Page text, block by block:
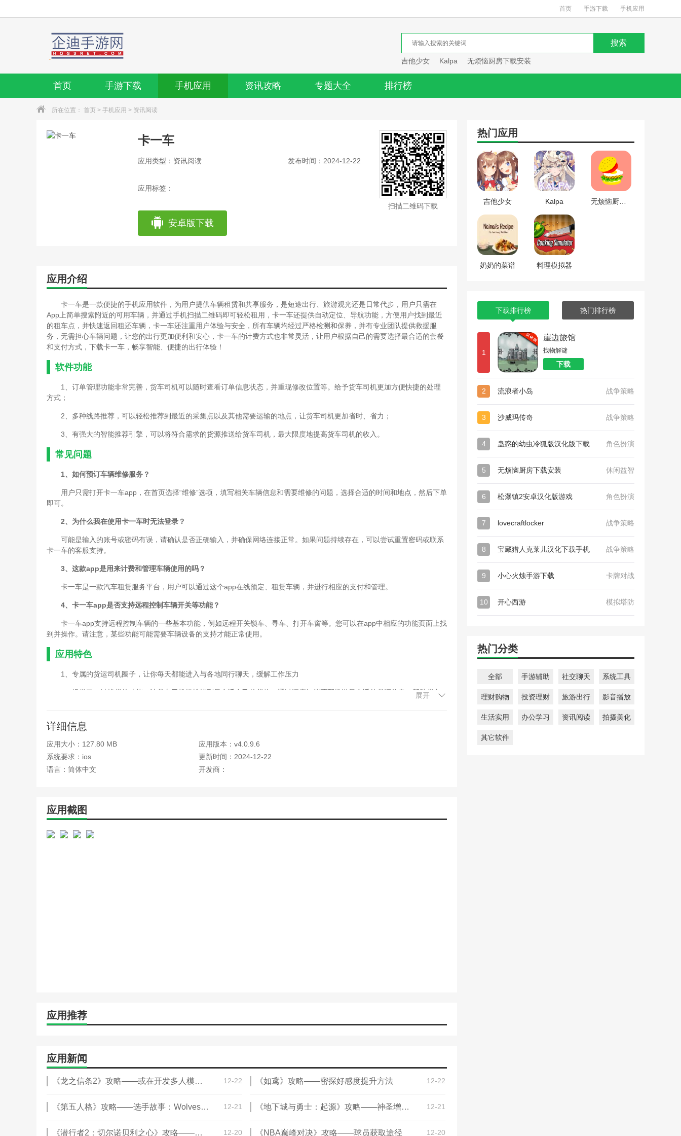
首页 手游下载 手机应用
吉他少女 Kalpa 无烦恼厨房下载安装
首页 手游下载 手机应用 资讯攻略 专题大全 排行榜
所在位置： 首页 > 手机应用 > 资讯阅读
卡一车
应用类型：资讯阅读 发布时间：2024-12-22
应用标签：
安卓版下载
扫描二维码下载
应用介绍
卡一车是一款便捷的手机应用软件，为用户提供车辆租赁和共享服务，是短途出行、旅游观光还是日常代步，用户只需在
App上简单搜索附近的可用车辆，并通过手机扫描二维码即可轻松租用，卡一车还提供自动定位、导航功能，方便用户找到最近
的租车点，并快速返回租还车辆，卡一车还注重用户体验与安全，所有车辆均经过严格检测和保养，并有专业团队提供救援服
务，无需担心车辆问题，让您的出行更加便利和安心，卡一车的计费方式也非常灵活，让用户根据自己的需要选择最合适的套餐
和支付方式，下载卡一车，畅享智能、便捷的出行体验！
软件功能
1、订单管理功能非常完善，货车司机可以随时查看订单信息状态，并重现修改位置等。给予货车司机更加方便快捷的处理
方式；
2、多种线路推荐，可以轻松推荐到最近的采集点以及其他需要运输的地点，让货车司机更加省时、省力；
3、有强大的智能推荐引擎，可以将符合需求的货源推送给货车司机，最大限度地提高货车司机的收入。
常见问题
1、如何预订车辆维修服务？
用户只需打开卡一车app，在首页选择“维修”选项，填写相关车辆信息和需要维修的问题，选择合适的时间和地点，然后下单
即可。
2、为什么我在使用卡一车时无法登录？
可能是输入的账号或密码有误，请确认是否正确输入，并确保网络连接正常。如果问题持续存在，可以尝试重置密码或联系
卡一车的客服支持。
3、这款app是用来计费和管理车辆使用的吗？
卡一车是一款汽车租赁服务平台，用户可以通过这个app在线预定、租赁车辆，并进行相应的支付和管理。
4、卡一车app是否支持远程控制车辆开关等功能？
卡一车app支持远程控制车辆的一些基本功能，例如远程开关锁车、寻车、打开车窗等。您可以在app中相应的功能页面上找
到并操作。请注意，某些功能可能需要车辆设备的支持才能正常使用。
应用特色
1、专属的货运司机圈子，让你每天都能进入与各地同行聊天，缓解工作压力
2、提供了一键找货的功能，让货车司机轻松找到最合适自己的货物，通过深度智能匹配推送最合适的货源信息，帮助货车
3、全新的接单模式，帮助司机用户能够迅速的接到订单，提高效率
4、app提供各种特色服务，为货车司机提供了多种在线下单服务。货车司机只需要打开软件，就可以轻松下单，然后直接进
行线上操作，快速完成操作过程
5、各个账目轻松查阅，上报报销轻松提交，工作更加有动力
小编评价
必备的出行神器。
展开
详细信息
应用大小：127.80 MB
应用版本：v4.0.9.6
系统要求：ios
更新时间：2024-12-22
语言：简体中文
开发商：
应用截图
应用推荐
应用新闻
《龙之信条2》攻略——或在开发多人模式 还有Boss挑战模式 12-22 《如鸢》攻略——密探好感度提升方法 12-22
《第五人格》攻略——选手故事：Wolves_Jelly——岳镇渊渟，决胜千里 12-21 《地下城与勇士：起源》攻略——神圣增幅保护券获取方法 12-21
《潜行者2：切尔诺贝利之心》攻略——着色器编译崩溃解决方法介绍 12-20 《NBA巅峰对决》攻略——球员获取途径 12-20
热门应用
吉他少女 Kalpa
奶奶的菜谱 料理模拟器
下载排行榜 热门排行榜
1
崖边旅馆
找物解谜
下载
2 流浪者小岛 战争策略
3 沙威玛传奇 战争策略
4 蛊惑的幼虫冷狐版汉化版下载 角色扮演
5 无烦恼厨房下载安装 休闲益智
6 松瀑镇2安卓汉化版游戏 角色扮演
7 lovecraftlocker 战争策略
8 宝藏猎人克莱儿汉化下载手机 战争策略
9 小心火烛手游下载 卡牌对战
10 开心西游 模拟塔防
热门分类
全部 手游辅助 社交聊天 系统工具
理财购物 投资理财 旅游出行 影音播放
生活实用 办公学习 资讯阅读 拍摄美化
其它软件